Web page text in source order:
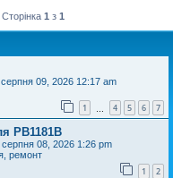
1 з 1
09, 2026 12:17 am
1 4 5 6 7
PB1181B
08, 2026 1:26 pm
ремонт
1 2